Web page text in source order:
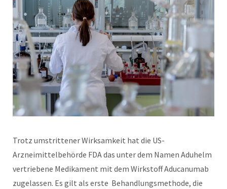
Trotz umstrittener Wirksamkeit hat die US-
Arzneimittelbehörde FDA das unter dem Namen Aduhelm
vertriebene Medikament mit dem Wirkstoff Aducanumab
zugelassen. Es gilt als erste Behandlungsmethode, die